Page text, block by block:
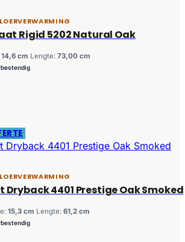
Rigid 5202 Natural Oak
14,6 cm Lengte: 73,00 cm
4401 Prestige Oak Smoked
15,3 cm Lengte: 61,2 cm